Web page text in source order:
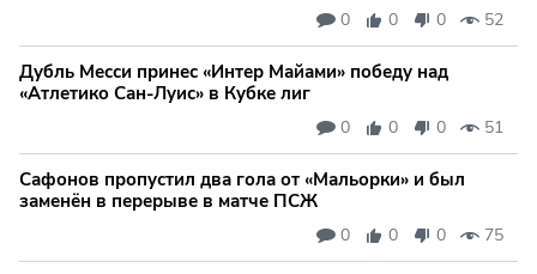
0 0 0 52
Дубль Месси принес «Интер Майами» победу над
«Атлетико Сан-Луис» в Кубке лиг
0 0 0 51
Сафонов пропустил два гола от «Мальорки» и был
заменён в перерыве в матче ПСЖ
0 0 0 75